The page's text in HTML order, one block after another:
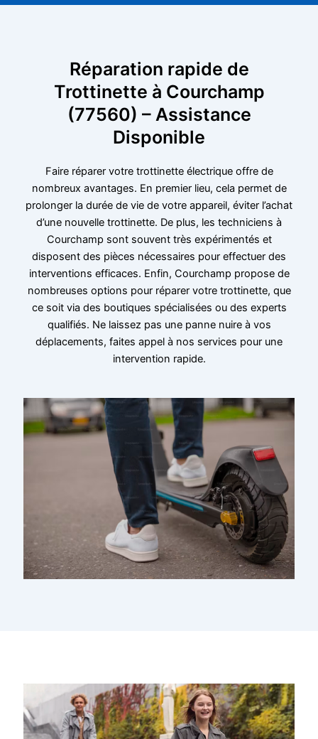
Réparation rapide de
Trottinette à Courchamp
(77560) – Assistance
Disponible
Faire réparer votre trottinette électrique offre de
nombreux avantages. En premier lieu, cela permet de
prolonger la durée de vie de votre appareil, éviter l’achat
d’une nouvelle trottinette. De plus, les techniciens à
Courchamp sont souvent très expérimentés et
disposent des pièces nécessaires pour effectuer des
interventions efficaces. Enfin, Courchamp propose de
nombreuses options pour réparer votre trottinette, que
ce soit via des boutiques spécialisées ou des experts
qualifiés. Ne laissez pas une panne nuire à vos
déplacements, faites appel à nos services pour une
intervention rapide.